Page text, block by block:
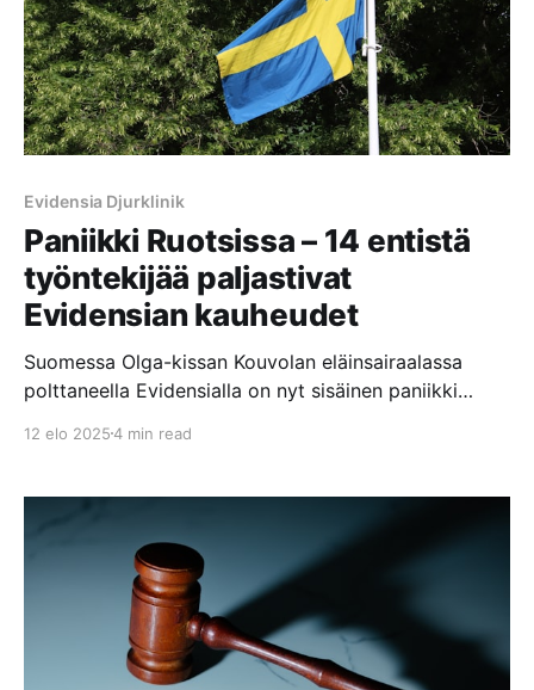
Evidensia Djurklinik
Paniikki Ruotsissa – 14 entistä
työntekijää paljastivat
Evidensian kauheudet
Suomessa Olga-kissan Kouvolan eläinsairaalassa
polttaneella Evidensialla on nyt sisäinen paniikki
työntekijää paljastivat Evidensian klinikoilla ja
Radion P3 Nyheter dokumenttiohjelmassa.
Dokumentissa nämä henkilöt väittävät, että
Evidensian keskittyminen voittojen maksimointiin
vaikuttaa negatiivisesti hoidon laatuun. Eläimet
jätetään makaamaan omaan ulosteeseensa ja että
12 elo 20254 min read